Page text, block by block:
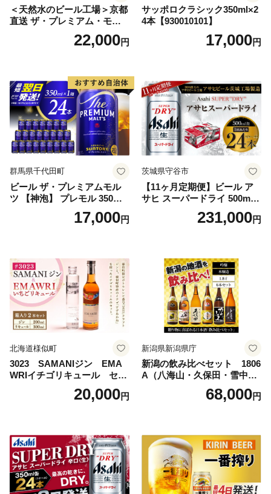
＜天然水のビール工場＞京都
直送 ザ・プレミアム・モル
ツ 350ml×24本 プレモル [149
22,000円
サッポロクラシック350ml×2
4本【930010101】
17,000円
群馬県千代田町
ビール ザ・プレミアムモル
ツ 【神泡】 プレモル 350ml
× 24本 サントリー〈天然水の
ビール工場〉群馬※沖縄・離
17,000円
茨城県守谷市
【11ヶ月定期便】ビール ア
サヒ スーパードライ 500ml 2
4本 1ケース×11ヶ月 | アサヒ
ビール 究極の辛口 酒 お酒 ア
uper dry 11回 缶ビール 缶 ギ
フト 内祝い 茨城県守谷市 送
料無料
231,000円
北海道様似町
3023 SAMANIジン EMA
WRIイチゴリキュール セッ
ト（箱入り）【大人の味 酒
お酒 洋酒 スピリッツ クラフ
セット 詰め合わせ カクテル
ソーダ割り アルコール ロッ
ク ソーダ ジントニック 】
20,000円
新潟県新潟県庁
新潟の飲み比べセット 1806
A（八海山・久保田・雪中
梅・越乃寒梅・かたふね・千
68,000円